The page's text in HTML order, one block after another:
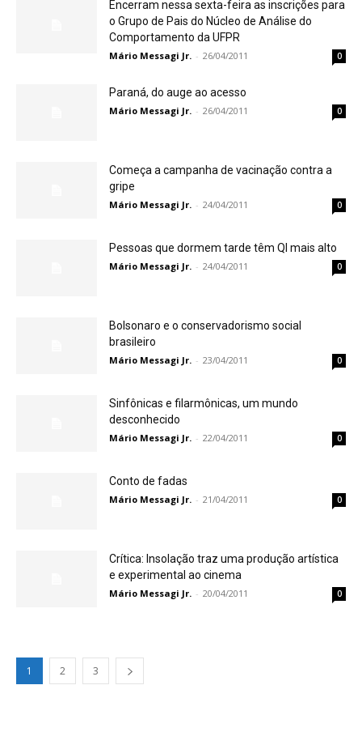
Encerram nessa sexta-feira as inscrições para
o Grupo de Pais do Núcleo de Análise do
Comportamento da UFPR
Mário Messagi Jr. - 26/04/2011 0
Paraná, do auge ao acesso
Mário Messagi Jr. - 26/04/2011 0
Começa a campanha de vacinação contra a
gripe
Mário Messagi Jr. - 24/04/2011 0
Pessoas que dormem tarde têm QI mais alto
Mário Messagi Jr. - 24/04/2011 0
Bolsonaro e o conservadorismo social
brasileiro
Mário Messagi Jr. - 23/04/2011 0
Sinfônicas e filarmônicas, um mundo
desconhecido
Mário Messagi Jr. - 22/04/2011 0
Conto de fadas
Mário Messagi Jr. - 21/04/2011 0
Crítica: Insolação traz uma produção artística
e experimental ao cinema
Mário Messagi Jr. - 20/04/2011 0
1 2 3